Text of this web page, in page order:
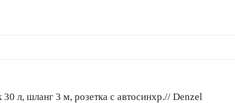
л, шланг 3 м, розетка с автосинхр.// Denzel